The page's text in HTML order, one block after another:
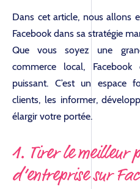
Dans cet article, nous allons
Facebook dans sa stratégie
Que vous soyez une
commerce local,
puissant. C’est un espace
clients, les informer,
élargir votre portée.
1. Tirer le meilleur
d’entreprise sur